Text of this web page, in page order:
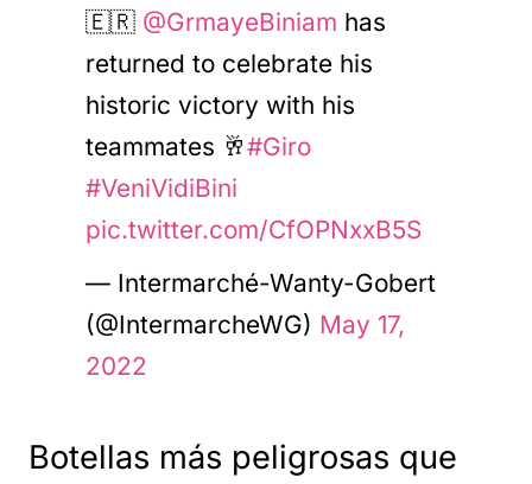
🇪🇷 @GrmayeBiniam has
returned to celebrate his
historic victory with his
teammates 🥂#Giro
#VeniVidiBini
pic.twitter.com/CfOPNxxB5S
— Intermarché-Wanty-Gobert
(@IntermarcheWG) May 17,
2022
Botellas más peligrosas que